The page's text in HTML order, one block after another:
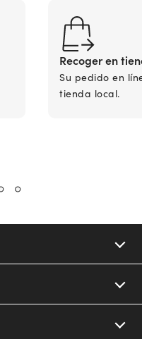
Recoger en
Su pedido en
tienda local.